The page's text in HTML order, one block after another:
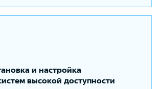
и настройка
высокой доступности